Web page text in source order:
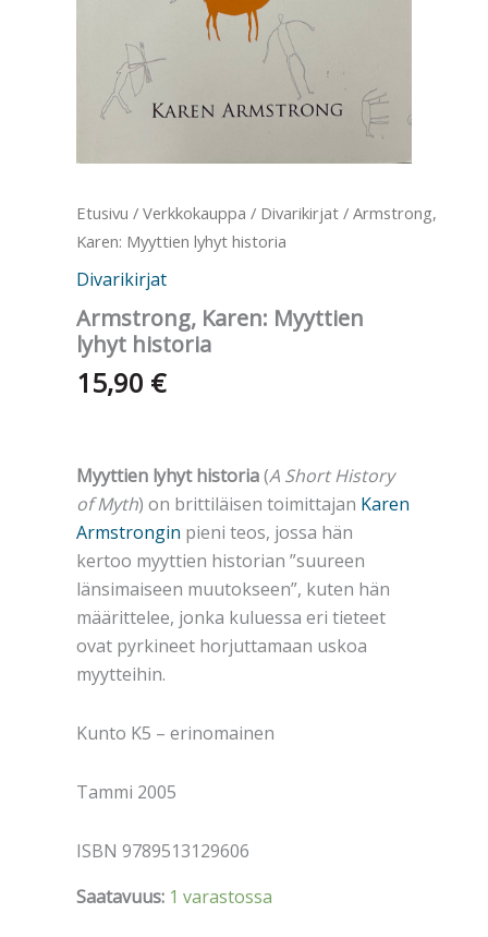
Etusivu / Verkkokauppa / Divarikirjat / Armstrong,
Karen: Myyttien lyhyt historia
Divarikirjat
Armstrong, Karen: Myyttien
lyhyt historia
15,90 €
Myyttien lyhyt historia(A Short History
of Myth) on brittiläisen toimittajan Karen
Armstrongin pieni teos, jossa hän
kertoo myyttien historian ”suureen
länsimaiseen muutokseen”, kuten hän
määrittelee, jonka kuluessa eri tieteet
ovat pyrkineet horjuttamaan uskoa
myytteihin.
Kunto K5 – erinomainen
Tammi 2005
ISBN 9789513129606
Saatavuus: 1 varastossa